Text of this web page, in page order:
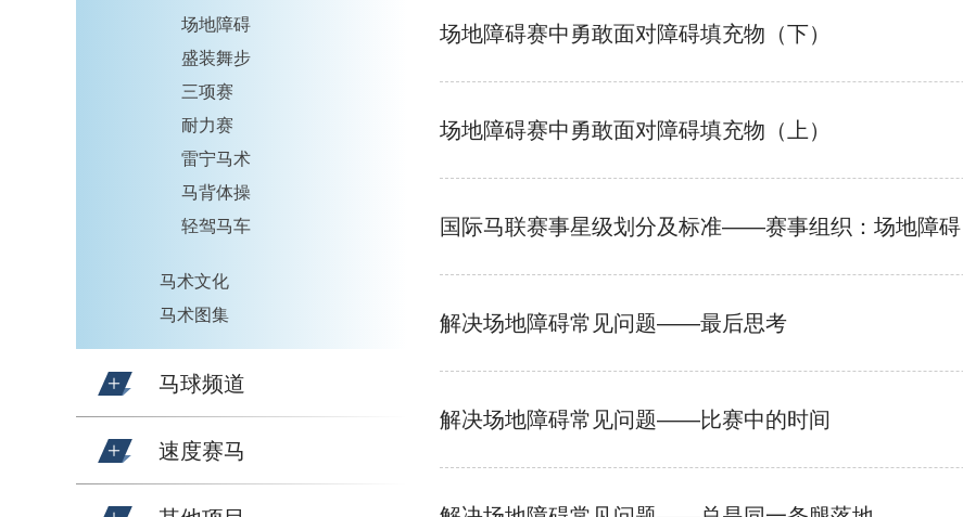
场地障碍
盛装舞步
三项赛
耐力赛
雷宁马术
马背体操
轻驾马车
马术文化
马术图集
马球频道
速度赛马
场地障碍赛中勇敢面对障碍填充物（下）
场地障碍赛中勇敢面对障碍填充物（上）
国际马联赛事星级划分及标准——赛事组织：场地障碍
解决场地障碍常见问题——最后思考
解决场地障碍常见问题——比赛中的时间